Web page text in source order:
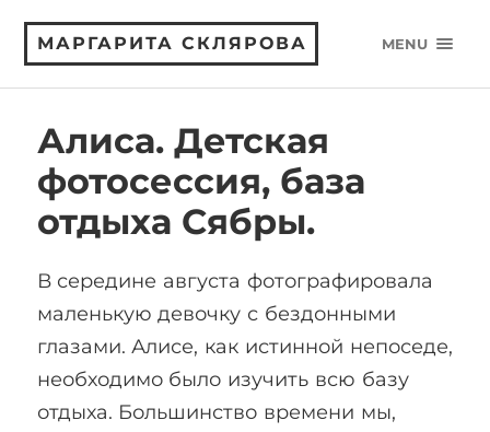
МАРГАРИТА СКЛЯРОВА MENU
Алиса. Детская
фотосессия, база
отдыха Сябры.
В середине августа фотографировала
маленькую девочку с бездонными
глазами. Алисе, как истинной непоседе,
необходимо было изучить всю базу
отдыха. Большинство времени мы,